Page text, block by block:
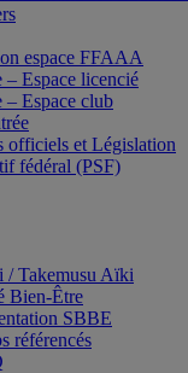
espace FFAAA
– Espace licencié
– Espace club
officiels et Législation
fédéral (PSF)
/ Takemusu Aïki
Bien-Être
SBBE
référencés